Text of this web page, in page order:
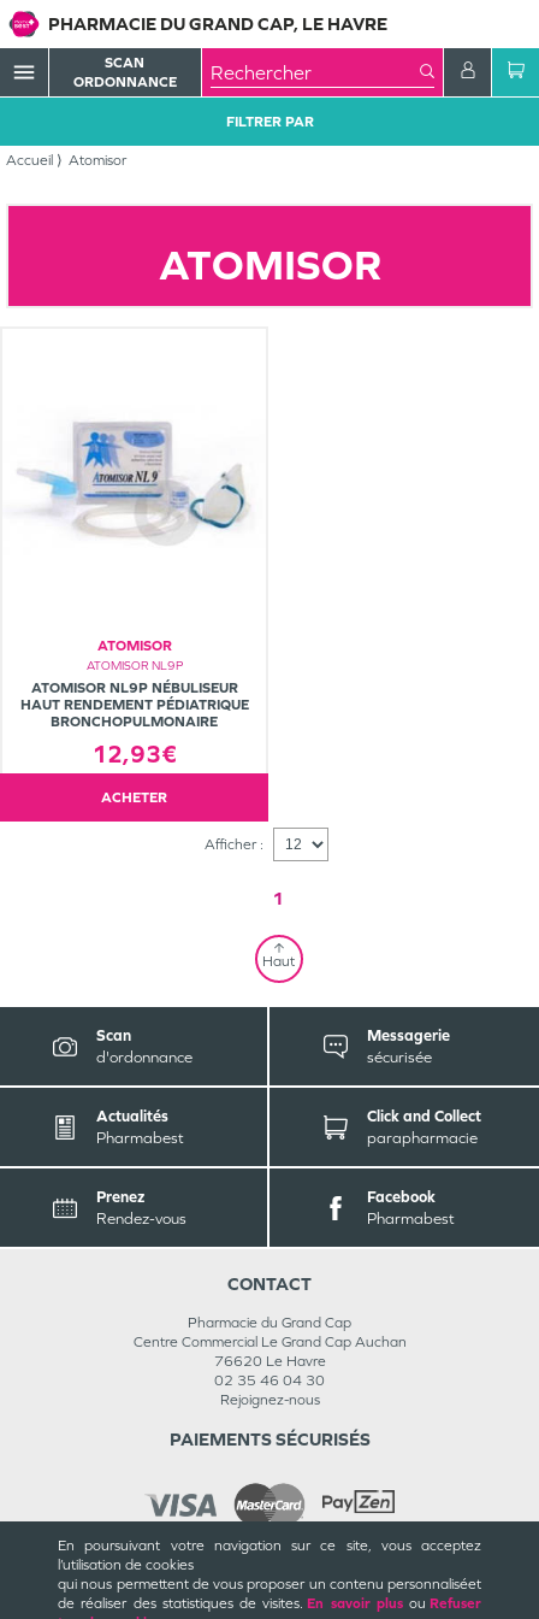
En poursuivant votre navigation sur ce site, vous acceptez
l’utilisation de cookies
qui nous permettent de vous proposer un contenu personnaliséet
de réaliser des statistiques de visites. En savoir plusou Refuser
PHARMACIE DU GRAND CAP, LE HAVRE
menu
SCAN
ORDONNANCE
Accueil Atomisor
FILTRER PAR
ATOMISOR
ATOMISOR
ATOMISOR NL9P
ATOMISOR NL9P NÉBULISEUR
HAUT RENDEMENT PÉDIATRIQUE
BRONCHOPULMONAIRE
12,93€
ACHETER
Afficher :
1
Haut
Scan
d'ordonnance
Messagerie
sécurisée
Actualités
Pharmabest
Click and Collect
parapharmacie
Prenez
Rendez-vous
Facebook
Pharmabest
CONTACT
Pharmacie du Grand Cap
Centre Commercial Le Grand Cap Auchan
76620 Le Havre
02 35 46 04 30
Rejoignez-nous
CGU / CGV
PAIEMENTS SÉCURISÉS